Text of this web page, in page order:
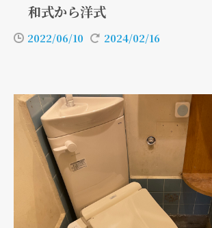
和式から洋式
2022/06/10 2024/02/16